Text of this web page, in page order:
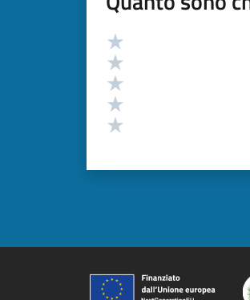
Valutazione